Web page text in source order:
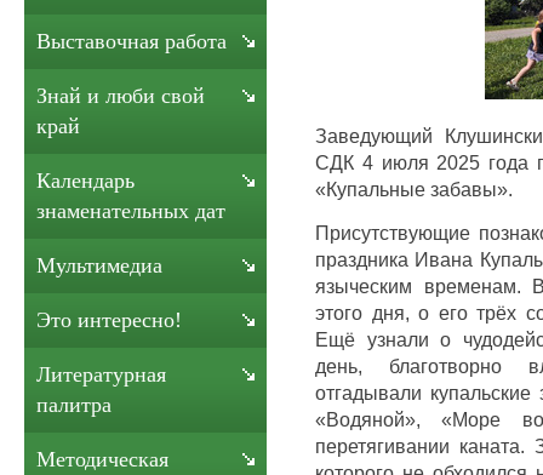
Заведующий
СДК 4 июля 2025 года
«Купальные забавы».
Присутствующие
праздника Ивана
языческим временам.
этого дня, о его трёх
Ещё узнали о
день, благотворно
отгадывали
«Водяной», «Море
перетягивании
Выставочная работа
Знай и люби свой
край
Календарь
знаменательных дат
Мультимедиа
Это интересно!
Литературная
палитра
Методическая